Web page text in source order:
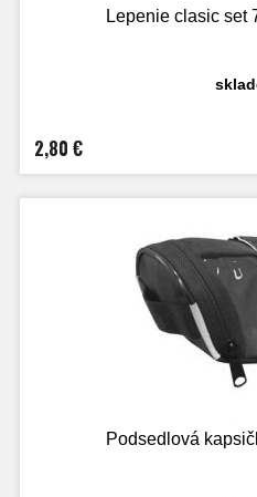
Lepenie clasic set
2,80 €
Podsedlová